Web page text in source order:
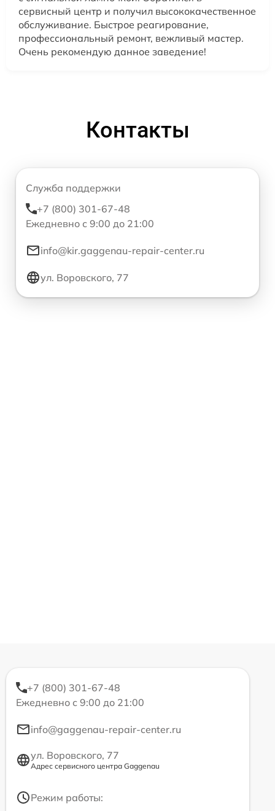
сервисный центр и получил высококачественное
обслуживание. Быстрое реагирование,
профессиональный ремонт, вежливый мастер.
Очень рекомендую данное заведение!
Контакты
Служба поддержки
+7 (800) 301-67-48
Ежедневно с 9:00 до 21:00
info@kir.gaggenau-repair-center.ru
ул. Воровского, 77
+7 (800) 301-67-48
Ежедневно с 9:00 до 21:00
info@gaggenau-repair-center.ru
ул. Воровского, 77
Адрес сервисного центра Gaggenau
Режим работы: